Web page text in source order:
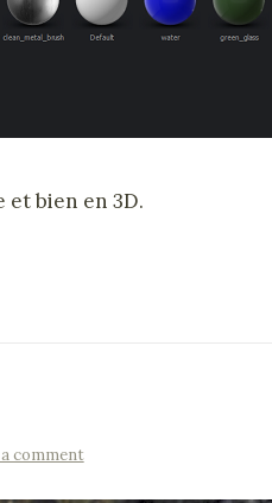
bien en 3D.
comment